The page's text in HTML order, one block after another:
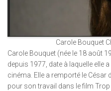
Carole Bouquet
Carole Bouquet (née le 18 août
depuis 1977, date à laquelle elle
cinéma. Elle a remporté le César
pour son travail dans le film Trop